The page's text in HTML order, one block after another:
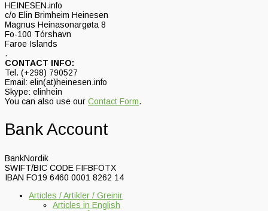
HEINESEN.info
c/o Elin Brimheim Heinesen
Magnus Heinasonargøta 8
Fo-100 Tórshavn
Faroe Islands
.
CONTACT INFO:
Tel. (+298) 790527
Email: elin(at)heinesen.info
Skype: elinhein
You can also use our Contact Form.
Bank Account
BankNordik
SWIFT/BIC CODE FIFBFOTX
IBAN FO19 6460 0001 8262 14
Articles / Artikler / Greinir
Articles in English